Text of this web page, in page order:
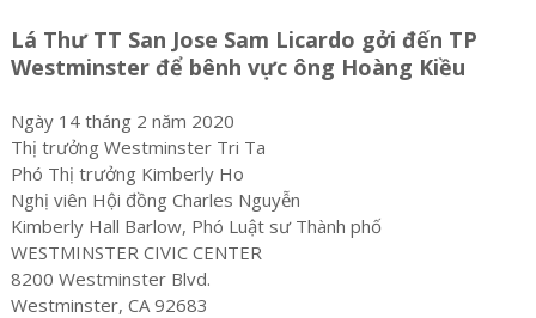
Lá Thư TT San Jose Sam Licardo gởi đến TP
Westminster để bênh vực ông Hoàng Kiều
Ngày 14 tháng 2 năm 2020
Thị trưởng Westminster Tri Ta
Phó Thị trưởng Kimberly Ho
Nghị viên Hội đồng Charles Nguyễn
Kimberly Hall Barlow, Phó Luật sư Thành phố
WESTMINSTER CIVIC CENTER
8200 Westminster Blvd.
Westminster, CA 92683